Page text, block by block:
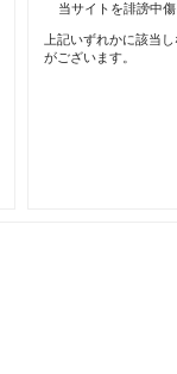
当サイトを誹謗中
上記いずれかに該当
がございます。